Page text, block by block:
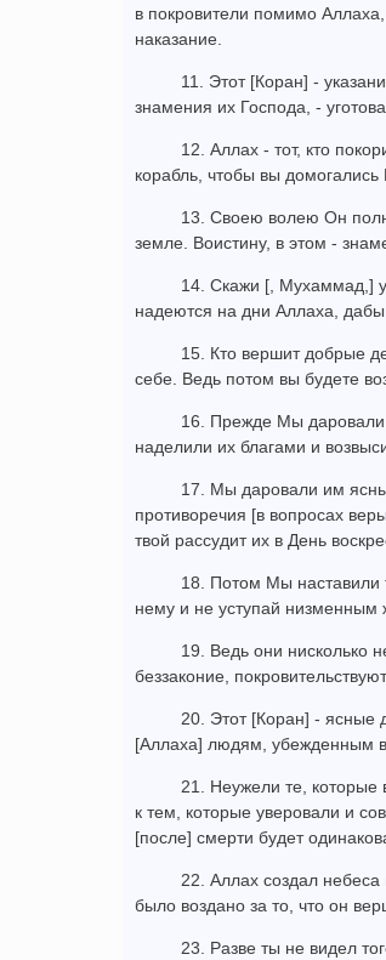
в покровители помимо
наказание.
11. Этот [Коран] -
знамения их Господа, -
12. Аллах - тот, кто
корабль, чтобы вы
13. Своею волею Он
земле. Воистину, в этом -
14. Скажи [, Мухаммад,]
надеются на дни Аллаха,
15. Кто вершит добрые
себе. Ведь потом вы будете
16. Прежде Мы даровали
наделили их благами и
17. Мы даровали им
противоречия [в вопросах
твой рассудит их в День
18. Потом Мы наставили
нему и не уступай низменным
19. Ведь они нисколько
беззаконие,
20. Этот [Коран] - ясные
[Аллаха] людям, убежденным
21. Неужели те,
к тем, которые уверовали и
[после] смерти будет
22. Аллах создал
было воздано за то, что он
23. Разве ты не видел